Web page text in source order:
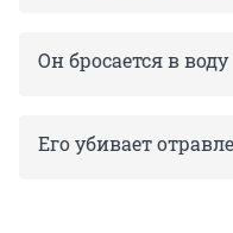
Он бросается в воду
Его убивает